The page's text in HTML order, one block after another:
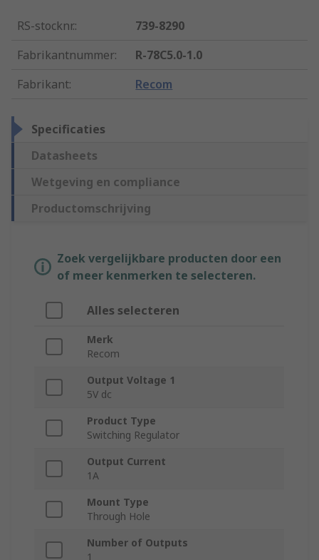
RS-stocknr.:
739-8290
Fabrikantnummer:
R-78C5.0-1.0
Fabrikant: Recom
Specificaties
Datasheets
Wetgeving en compliance
Productomschrijving
Zoek vergelijkbare producten door een
of meer kenmerken te selecteren.
Alles selecteren
Merk
Recom
Output Voltage 1
5V dc
Product Type
Switching Regulator
Output Current
1A
Mount Type
Through Hole
Number of Outputs
1